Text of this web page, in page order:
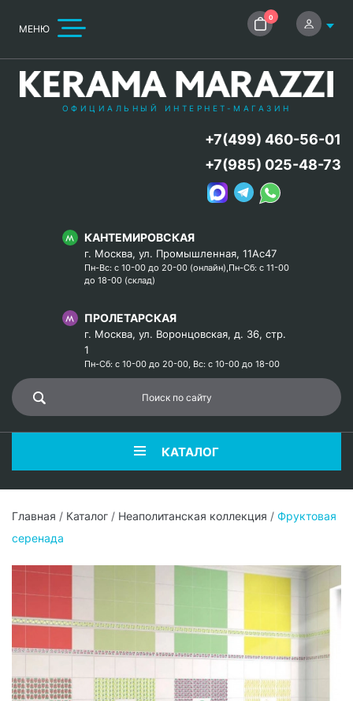
МЕНЮ
0
ОФИЦИАЛЬНЫЙ ИНТЕРНЕТ-МАГАЗИН
КАНТЕМИРОВСКАЯ
г. Москва, ул. Промышленная, 11Ас47
Пн-Вс: с 10-00 до 20-00 (онлайн),Пн-Сб: с 11-00
до 18-00 (склад)
ПРОЛЕТАРСКАЯ
г. Москва, ул. Воронцовская, д. 36, стр.
1
Пн-Сб: с 10-00 до 20-00, Вс: с 10-00 до 18-00
+7(499) 460-56-01
+7(985) 025-48-73
КАТАЛОГ
Главная / Каталог / Неаполитанская коллекция / Фруктовая
серенада